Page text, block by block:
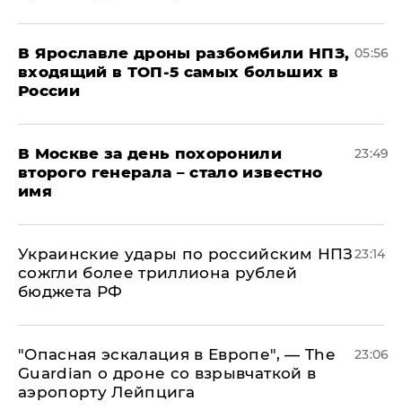
В Ярославле дроны разбомбили НПЗ,
входящий в ТОП-5 самых больших в
России
05:56
В Москве за день похоронили
второго генерала – стало известно
имя
23:49
Украинские удары по российским НПЗ
сожгли более триллиона рублей
бюджета РФ
23:14
"Опасная эскалация в Европе", — The
Guardian о дроне со взрывчаткой в
аэропорту Лейпцига
23:06